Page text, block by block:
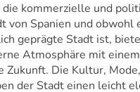
kommerzielle und
von Spanien und obwohl
geprägte Stadt ist,
Atmosphäre mit
Zukunft. Die Kultur,
der Stadt einen leicht